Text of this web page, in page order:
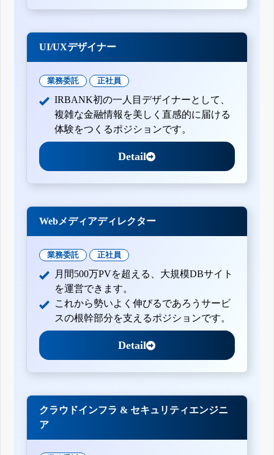
UI/UXデザイナー
業務委託 正社員
IRBANK初の一人目デザイナーとして、
複雑な金融情報を美しく直感的に届ける
体験をつくるポジションです。
Detail
Webメディアディレクター
業務委託 正社員
月間500万PVを超える、大規模DBサイト
を運営できます。
これから勢いよく伸びるであろうサービ
スの根幹部分を支えるポジションです。
Detail
クラウドインフラ & セキュリティエンジニ
ア